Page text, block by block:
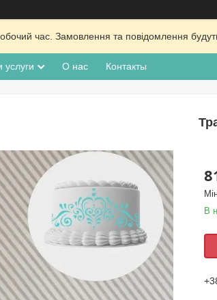
час. Замовлення та повідомлення
услуги О нас Контакты
В